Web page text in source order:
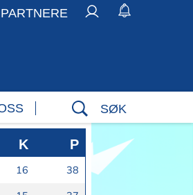
PARTNERE
SØK
K P
16 38